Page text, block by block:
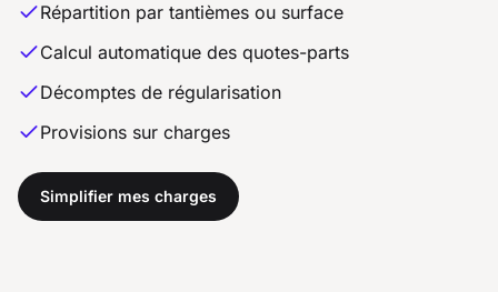
Répartition par tantièmes ou surface
Calcul automatique des quotes-parts
Décomptes de régularisation
Provisions sur charges
Simplifier mes charges